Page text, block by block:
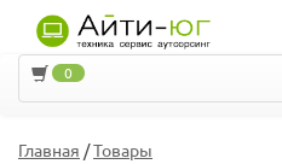
0
Главная /Товары